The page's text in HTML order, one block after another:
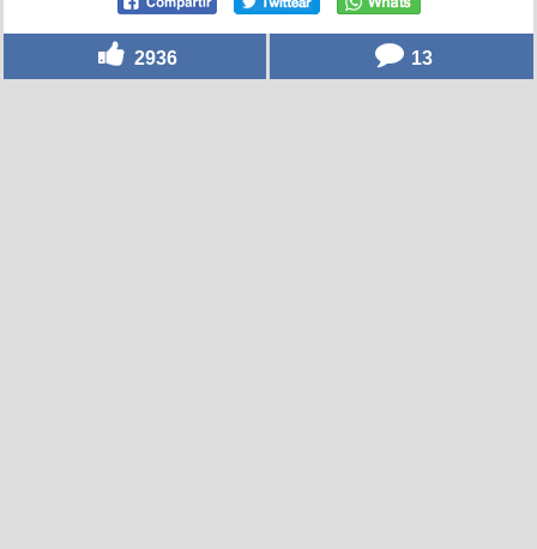
2936 13